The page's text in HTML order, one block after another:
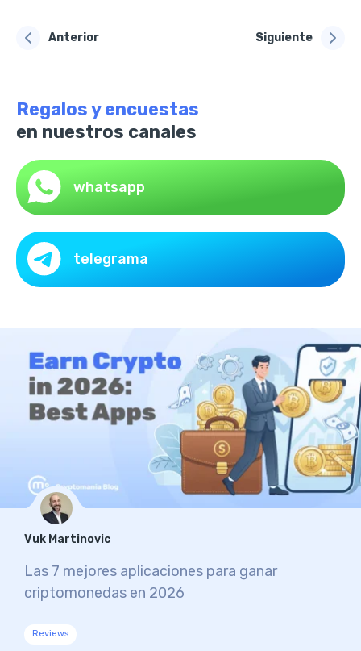
Anterior Siguiente
Regalos y encuestas
en nuestros canales
whatsapp
telegrama
Vuk Martinovic
Las 7 mejores aplicaciones para ganar
criptomonedas en 2026
Reviews